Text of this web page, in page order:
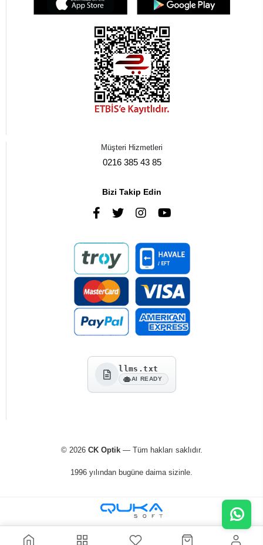
Müşteri Hizmetleri
0216 385 43 85
Bizi Takip Edin
llms.txt
AI READY
© 2026 CK Optik— Tüm hakları saklıdır.
1996 yılından bugüne daima sizinle.